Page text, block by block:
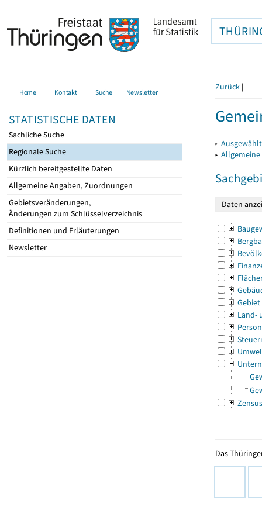
Home Kontakt Suche Newsletter
STATISTISCHE DATEN
Sachliche Suche
Regionale Suche
Kürzlich bereitgestellte Daten
Allgemeine Angaben, Zuordnungen
Gebietsveränderungen,
Änderungen zum Schlüsselverzeichnis
Definitionen und Erläuterungen
Newsletter
Zurück |
▸
▸
Gebiet
Land-
Zensus
Das